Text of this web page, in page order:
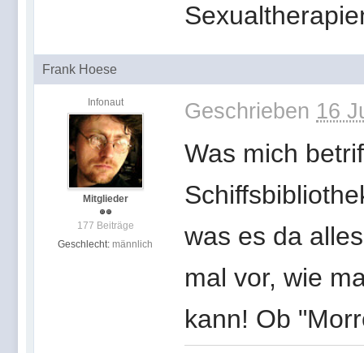
Frank Hoese
Infonaut
Mitglieder
177 Beiträge
Geschlecht: männlich
Geschrieben 16
Was mich
was es da
mal vor, wie
kann! Ob